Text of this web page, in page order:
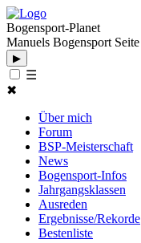
Bogensport-Planet
Manuels Bogensport Seite
▶
☰
✖
Über mich
Forum
BSP-Meisterschaft
News
Bogensport-Infos
Jahrgangsklassen
Ausreden
Ergebnisse/Rekorde
Bestenliste